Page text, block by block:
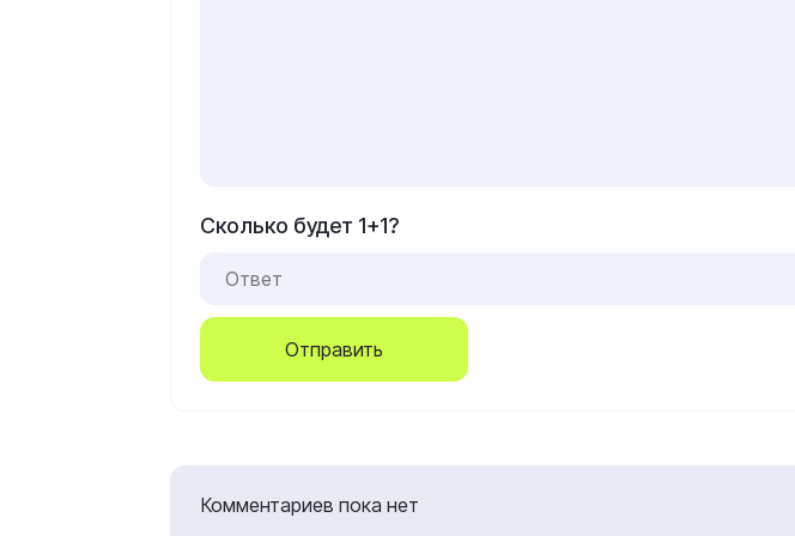
Сколько будет 1+1?
Отправить
Комментариев пока нет